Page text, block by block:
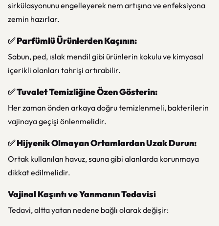
sirkülasyonunu engelleyerek nem artışına ve enfeksiyona
zemin hazırlar.
✅Parfümlü Ürünlerden Kaçının:
Sabun, ped, ıslak mendil gibi ürünlerin kokulu ve kimyasal
içerikli olanları tahrişi artırabilir.
✅Tuvalet Temizliğine Özen Gösterin:
Her zaman önden arkaya doğru temizlenmeli, bakterilerin
vajinaya geçişi önlenmelidir.
✅Hijyenik Olmayan Ortamlardan Uzak Durun:
Ortak kullanılan havuz, sauna gibi alanlarda korunmaya
dikkat edilmelidir.
Vajinal Kaşıntı ve Yanmanın Tedavisi
Tedavi, altta yatan nedene bağlı olarak değişir: